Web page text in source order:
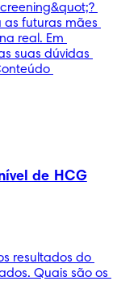
as futuras mães
real. Em
suas dúvidas
de HCG
resultados do
Quais são os